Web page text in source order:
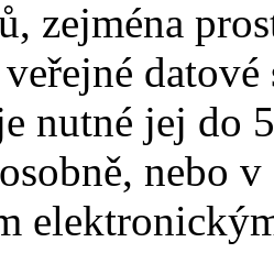
zejména
nutné jej do
nebo